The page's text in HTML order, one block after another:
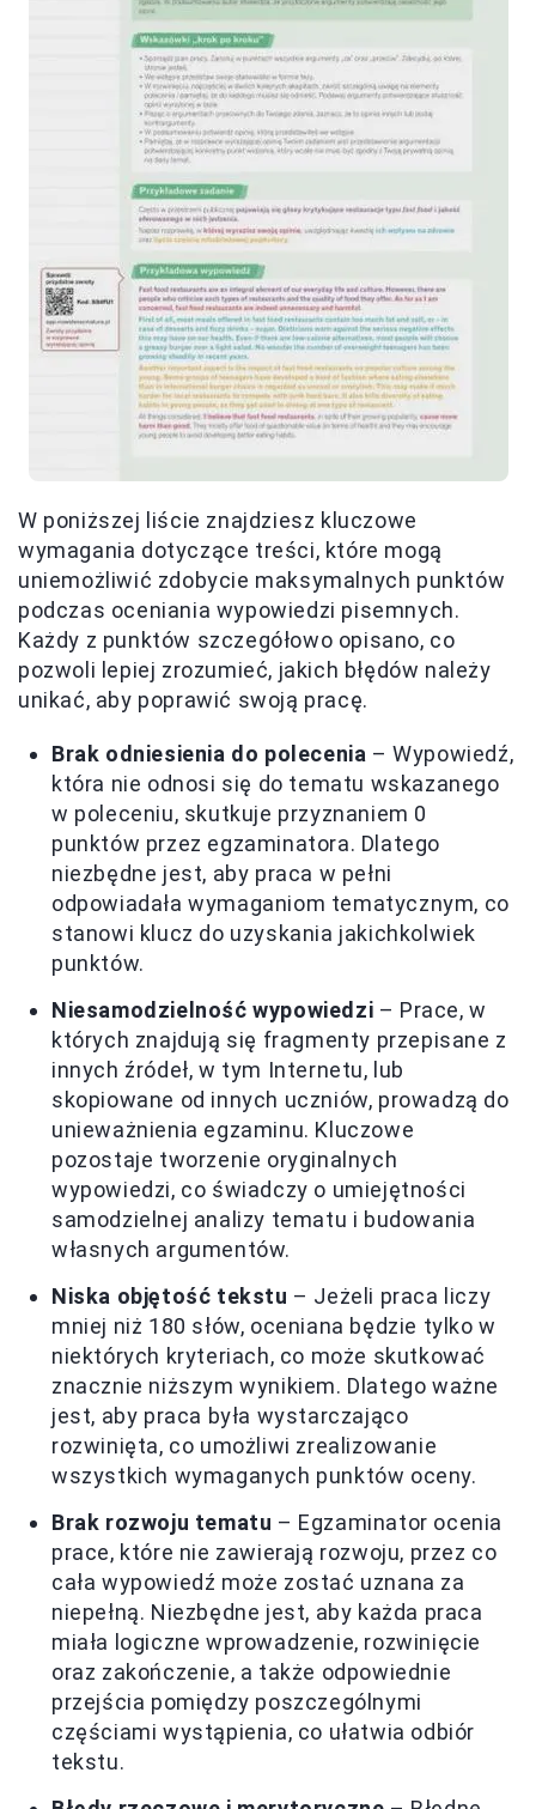
W poniższej liście znajdziesz kluczowe
wymagania dotyczące treści, które mogą
uniemożliwić zdobycie maksymalnych punktów
podczas oceniania wypowiedzi pisemnych.
Każdy z punktów szczegółowo opisano, co
pozwoli lepiej zrozumieć, jakich błędów należy
unikać, aby poprawić swoją pracę.
Brak odniesienia do polecenia – Wypowiedź,
która nie odnosi się do tematu wskazanego
w poleceniu, skutkuje przyznaniem 0
punktów przez egzaminatora. Dlatego
niezbędne jest, aby praca w pełni
odpowiadała wymaganiom tematycznym, co
stanowi klucz do uzyskania jakichkolwiek
punktów.
Niesamodzielność wypowiedzi – Prace, w
których znajdują się fragmenty przepisane z
innych źródeł, w tym Internetu, lub
skopiowane od innych uczniów, prowadzą do
unieważnienia egzaminu. Kluczowe
pozostaje tworzenie oryginalnych
wypowiedzi, co świadczy o umiejętności
samodzielnej analizy tematu i budowania
własnych argumentów.
Niska objętość tekstu – Jeżeli praca liczy
mniej niż 180 słów, oceniana będzie tylko w
niektórych kryteriach, co może skutkować
znacznie niższym wynikiem. Dlatego ważne
jest, aby praca była wystarczająco
rozwinięta, co umożliwi zrealizowanie
wszystkich wymaganych punktów oceny.
Brak rozwoju tematu – Egzaminator ocenia
prace, które nie zawierają rozwoju, przez co
cała wypowiedź może zostać uznana za
niepełną. Niezbędne jest, aby każda praca
miała logiczne wprowadzenie, rozwinięcie
oraz zakończenie, a także odpowiednie
przejścia pomiędzy poszczególnymi
częściami wystąpienia, co ułatwia odbiór
tekstu.